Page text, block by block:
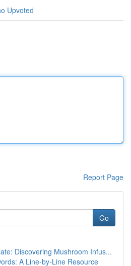
Upvoted
Report Page
Go
Discovering Mushroom Infus...
A Line-by-Line Resource